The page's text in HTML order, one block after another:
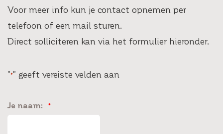
Voor meer info kun je contact opnemen per
telefoon of een mail sturen.
Direct solliciteren kan via het formulier hieronder.
"*" geeft vereiste velden aan
Je naam: *